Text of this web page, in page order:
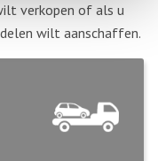
verkopen of als u
wilt aanschaffen.